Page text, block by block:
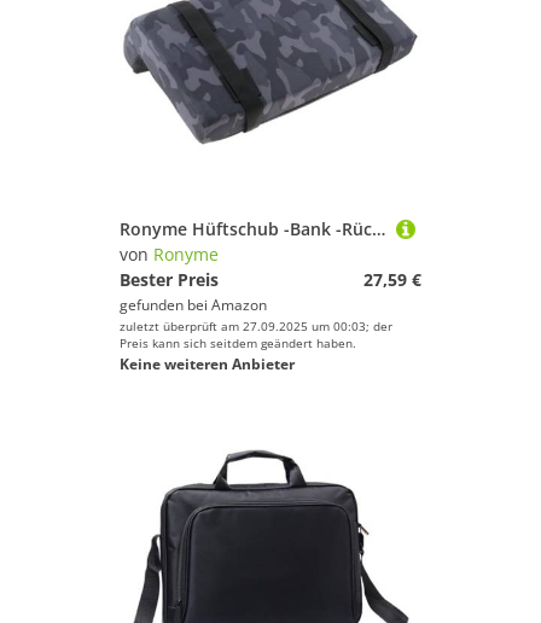
Ronyme Hüftschub -Bank -Rücken -Pad -Kissen Squat Rack Pad Multipurpose Rückenstütze L geformt für Bankdrücken Fitness Gewichtheber
von Ronyme
Bester Preis
27,59 €
gefunden bei Amazon
zuletzt überprüft am 27.09.2025 um 00:03; der
Preis kann sich seitdem geändert haben.
Keine weiteren Anbieter